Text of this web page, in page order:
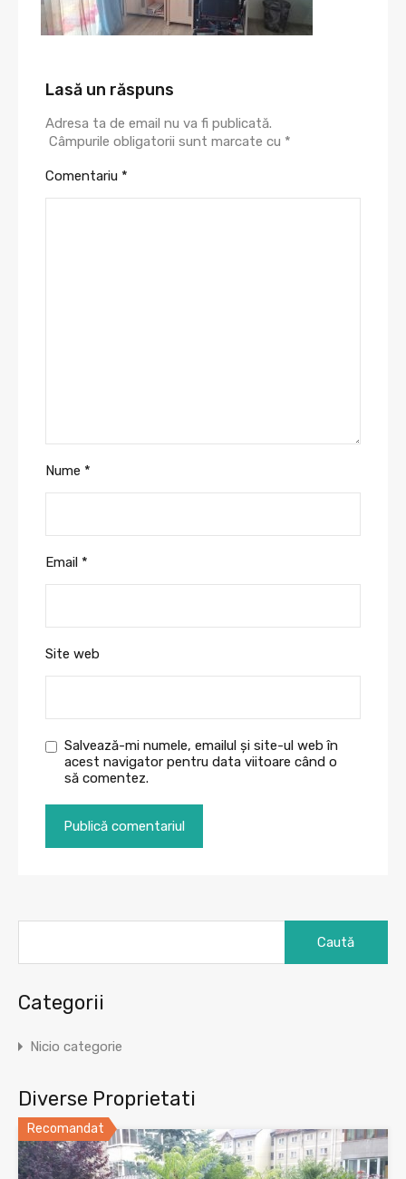
Lasă un răspuns
Adresa ta de email nu va fi publicată.
Câmpurile obligatorii sunt marcate cu *
Comentariu *
Nume *
Email *
Site web
Salvează-mi numele, emailul și site-ul web în
acest navigator pentru data viitoare când o
să comentez.
Categorii
Nicio categorie
Diverse Proprietati
Recomandat